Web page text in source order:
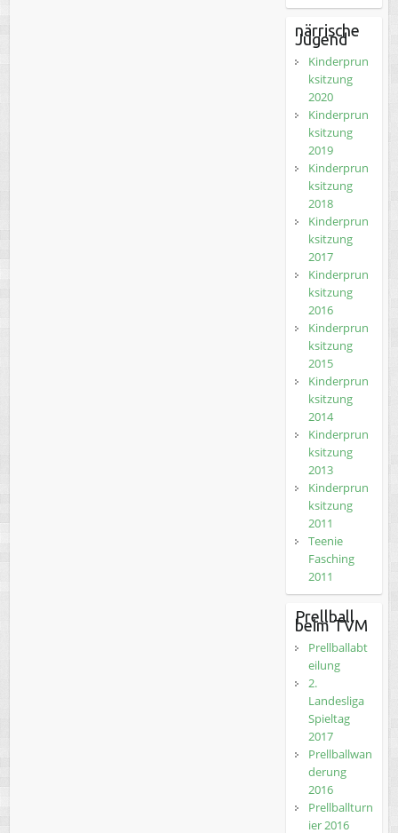
närrische
Jugend
Kinderprun
ksitzung
2020
Kinderprun
ksitzung
2019
Kinderprun
ksitzung
2018
Kinderprun
ksitzung
2017
Kinderprun
ksitzung
2016
Kinderprun
ksitzung
2015
Kinderprun
ksitzung
2014
Kinderprun
ksitzung
2013
Kinderprun
ksitzung
2011
Teenie
Fasching
2011
Prellball
beim TVM
Prellballabt
eilung
2.
Landesliga
Spieltag
2017
Prellballwan
derung
2016
Prellballturn
ier 2016